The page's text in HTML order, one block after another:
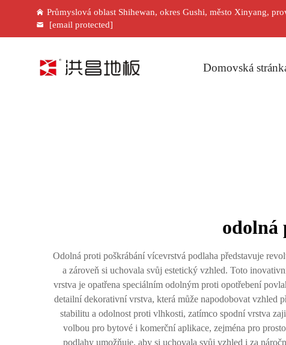
Průmyslová oblast Shihewan, okres Gushi, město Xinyang,
[email protected]
Domovská
odolná
Odolná proti poškrábání vícevrstvá podlaha představuje
a zároveň si uchovala svůj estetický vzhled. Toto
vrstva je opatřena speciálním odolným proti opotřebení
detailní dekorativní vrstva, která může napodobovat
stabilitu a odolnost proti vlhkosti, zatímco spodní vrstva
volbou pro bytové i komerční aplikace, zejména pro
podlahy umožňuje, aby si uchovala svůj vzhled i za